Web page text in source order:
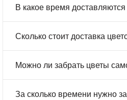
В какое время
Сколько стоит доставка
Можно ли забрать цветы
За сколько времени нужно